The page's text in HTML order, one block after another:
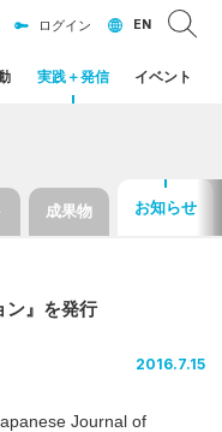
実践＋発信 イベント
ログイン EN
成果物 お知らせ
ン』を発行
2016.7.15
Journal of